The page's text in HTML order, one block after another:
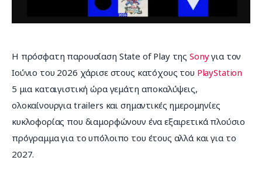
Η πρόσφατη παρουσίαση State of Play της Sony για τον
Ιούνιο του 2026 χάρισε στους κατόχους του PlayStation
5 μια καταιγιστική ώρα γεμάτη αποκαλύψεις,
ολοκαίνουργια trailers και σημαντικές ημερομηνίες
κυκλοφορίας που διαμορφώνουν ένα εξαιρετικά πλούσιο
πρόγραμμα για το υπόλοιπο του έτους αλλά και για το
2027.